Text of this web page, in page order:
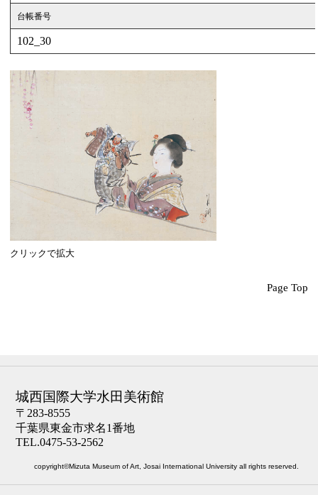
台帳番号
102_30
クリックで拡大
Page Top
城西国際大学水田美術館
〒283-8555
千葉県東金市求名1番地
TEL.0475-53-2562
copyright©Mizuta Museum of Art, Josai International University all rights reserved.